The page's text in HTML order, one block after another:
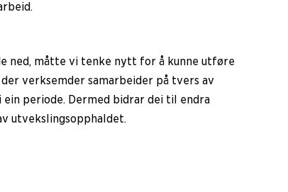
ned, måtte vi tenke nytt for å kunne utføre
verksemder samarbeider på tvers av
periode. Dermed bidrar dei til endra
utvekslingsopphaldet.